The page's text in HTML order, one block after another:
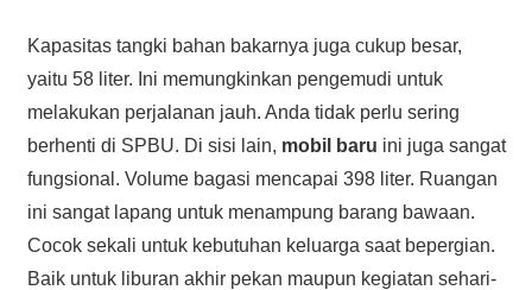
Kapasitas tangki bahan bakarnya juga cukup besar,
yaitu 58 liter. Ini memungkinkan pengemudi untuk
melakukan perjalanan jauh. Anda tidak perlu sering
berhenti di SPBU. Di sisi lain, mobil baru ini juga sangat
fungsional. Volume bagasi mencapai 398 liter. Ruangan
ini sangat lapang untuk menampung barang bawaan.
Cocok sekali untuk kebutuhan keluarga saat bepergian.
Baik untuk liburan akhir pekan maupun kegiatan sehari-